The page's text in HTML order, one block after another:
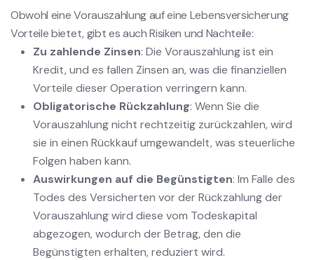
Obwohl eine Vorauszahlung auf eine Lebensversicherung
Vorteile bietet, gibt es auch Risiken und Nachteile:
Zu zahlende Zinsen: Die Vorauszahlung ist ein
Kredit, und es fallen Zinsen an, was die finanziellen
Vorteile dieser Operation verringern kann.
Obligatorische Rückzahlung: Wenn Sie die
Vorauszahlung nicht rechtzeitig zurückzahlen, wird
sie in einen Rückkauf umgewandelt, was steuerliche
Folgen haben kann.
Auswirkungen auf die Begünstigten: Im Falle des
Todes des Versicherten vor der Rückzahlung der
Vorauszahlung wird diese vom Todeskapital
abgezogen, wodurch der Betrag, den die
Begünstigten erhalten, reduziert wird.